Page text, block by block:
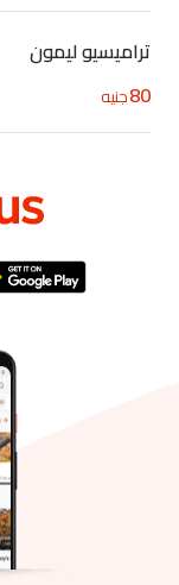
تراميسيو ليمون
80جنيه